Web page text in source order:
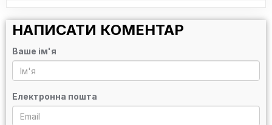
НАПИСАТИ КОМЕНТАР
Ваше ім'я
Електронна пошта